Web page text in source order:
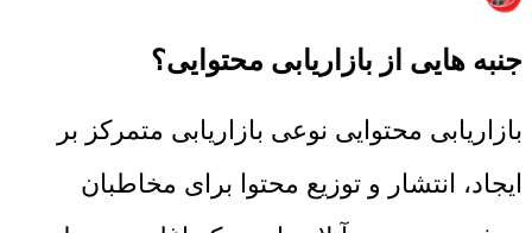
جنبه هایی از بازاریابی محتوایی؟
بازاریابی محتوایی نوعی بازاریابی متمرکز بر
ایجاد، انتشار و توزیع محتوا برای مخاطبان